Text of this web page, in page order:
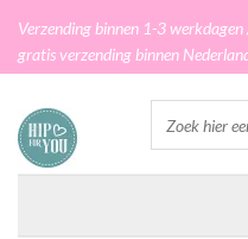
Verzending binnen 1-3
gratis verzending binnen